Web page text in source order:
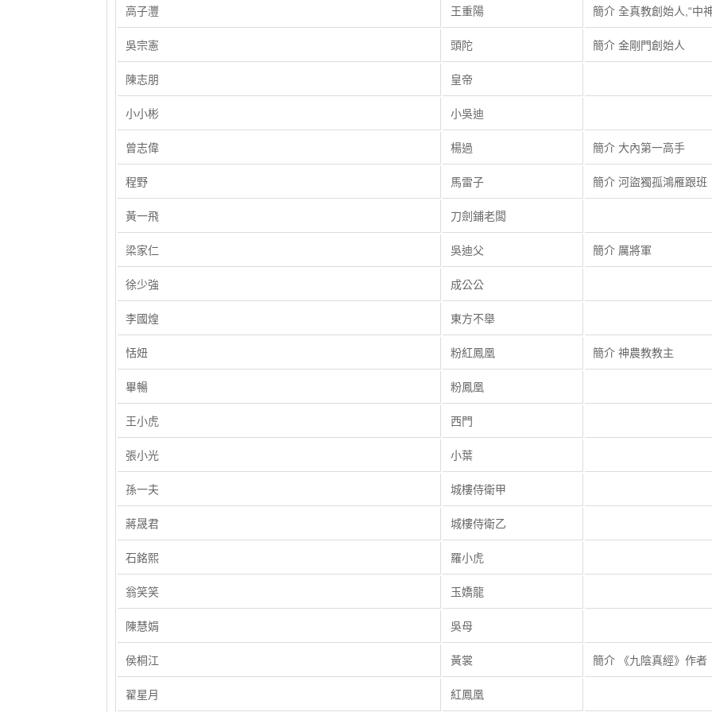
高子灃 王重陽 簡介 全真教創始人,“中
吳宗憲 頭陀 簡介 金剛門創始人
陳志朋 皇帝
小小彬 小吳迪
曾志偉 楊過 簡介 大內第一高手
程野 馬雷子 簡介 河盜獨孤鴻雁跟班
黃一飛 刀劍鋪老闆
梁家仁 吳迪父 簡介 厲將軍
徐少強 成公公
李國煌 東方不舉
恬妞 粉紅鳳凰 簡介 神農教教主
畢暢 粉鳳凰
王小虎 西門
張小光 小葉
孫一夫 城樓侍衛甲
蔣晟君 城樓侍衛乙
石銘熙 羅小虎
翁笑笑 玉嬌龍
陳慧娟 吳母
侯桐江 黃裳 簡介 《九陰真經》作者
翟星月 紅鳳凰